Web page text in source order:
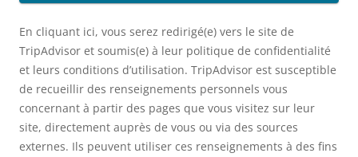
En cliquant ici, vous serez redirigé(e) vers le site de
TripAdvisor et soumis(e) à leur politique de confidentialité
et leurs conditions d’utilisation. TripAdvisor est susceptible
de recueillir des renseignements personnels vous
concernant à partir des pages que vous visitez sur leur
site, directement auprès de vous ou via des sources
externes. Ils peuvent utiliser ces renseignements à des fins